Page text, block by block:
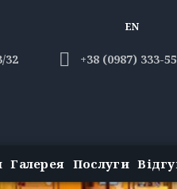
EN
32 +38 (0987) 333-
Галерея Послуги